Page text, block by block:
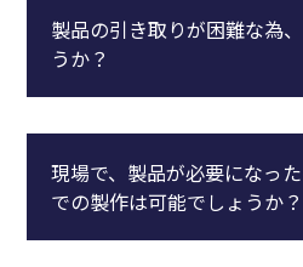
製品の引き取りが困難な為
うか？
現場で、製品が必要になっ
での製作は可能でしょうか？